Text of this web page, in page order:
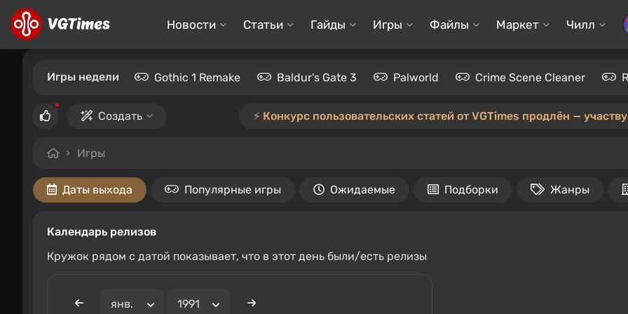
Новости Статьи Гайды Игры Файлы Маркет Чилл
Игры недели Gothic 1 Remake Baldur's Gate 3 Palworld Crime Scene Cleaner
Создать ⚡️ Конкурс пользовательских статей от VGTimes продлён —
Игры
Даты выхода Популярные игры Ожидаемые Подборки Жанры
Календарь релизов
Кружок рядом с датой показывает, что в этот день были/есть релизы